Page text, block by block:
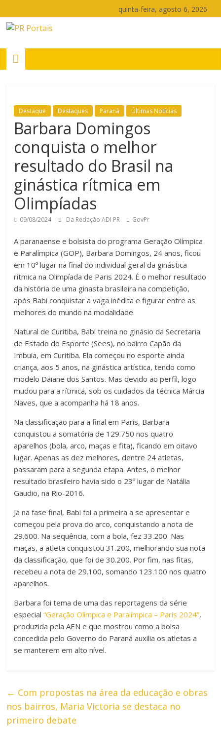
para
quinta-feira, agosto 6, 2026
PR
Portais
de
notícias
Paraná
Destaque Destaques Paraná Últimas Notícias
Barbara Domingos
conquista o melhor
resultado do Brasil na
ginástica rítmica em
Olimpíadas
09/08/2024 Da Redação ADI PR GovPr
A paranaense e bolsista do programa Geração Olímpica
e Paralímpica (GOP), Barbara Domingos, 24 anos, ficou
em 10º lugar na final do individual geral da ginástica
rítmica na Olimpíada de Paris 2024. É o melhor resultado
da história de uma ginasta brasileira na competição,
após Babi conquistar a vaga inédita e figurar entre as
melhores do mundo na modalidade.
Natural de Curitiba, Babi treina no ginásio da Secretaria
de Estado do Esporte (Sees), no bairro Capão da
Imbuia, em Curitiba. Ela começou no esporte ainda
criança, aos 5 anos, na ginástica artística, tendo como
modelo Daiane dos Santos. Mas devido ao perfil, logo
mudou para a rítmica, sob os cuidados da técnica Márcia
Naves, que a acompanha há 18 anos.
Na classificação para a final em Paris, Barbara
conquistou a somatória de 129.750 nos quatro
aparelhos (bola, arco, maças e fita), ficando em oitavo
lugar. Apenas as dez melhores, dentre 24 atletas,
passaram para a segunda etapa. Antes, o melhor
resultado brasileiro havia sido o 23º lugar de Natália
Gaudio, na Rio-2016.
Já na fase final, Babi foi a primeira a se apresentar e
começou pela prova do arco, conquistando a nota de
29.600. Na sequência, com a bola, fez 33.200. Nas
maças, a atleta conquistou 31.200, melhorando sua nota
da classificação, que foi de 30.200. Por fim, nas fitas,
recebeu a nota de 29.100, somando 123.100 nos quatro
aparelhos.
Barbara foi tema de uma das reportagens da série
especial“Geração Olímpica e Paralímpica – Paris 2024”,
produzida pela AEN e que mostrou como a bolsa
concedida pelo Governo do Paraná auxilia os atletas a
se manterem em alto nível.
← Com propostas na área da educação e obras
nos bairros, Maria Victoria se destaca no
primeiro debate